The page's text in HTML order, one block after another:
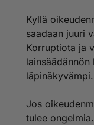
Kyllä
saadaan juuri
Korruptiota ja
läpinäkyvämpi.
Jos
tulee